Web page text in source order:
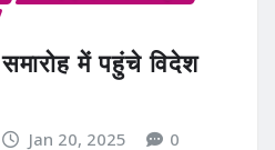
में पहुंचे विदेश
Jan 20, 2025 0